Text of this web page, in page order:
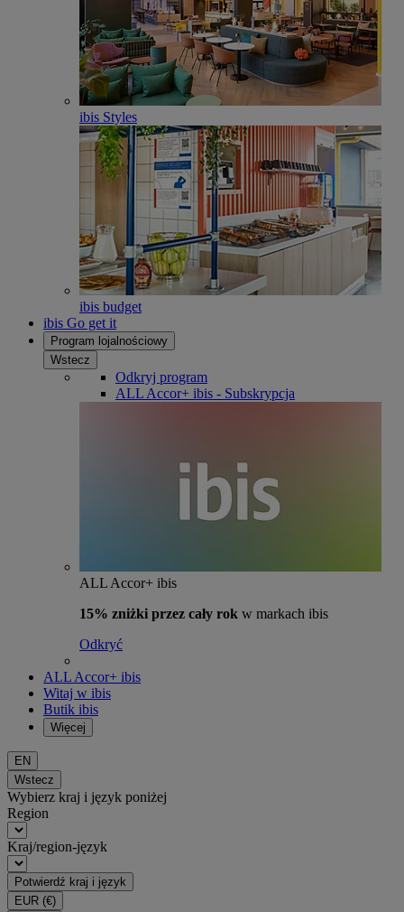
ibis Styles
ibis budget
ibis Go get it
Program lojalnościowy
Wstecz
Odkryj program
ALL Accor+ ibis - Subskrypcja
ALL Accor+ ibis
15% zniżki przez cały rok w markach ibis
Odkryć
ALL Accor+ ibis
Witaj w ibis
Butik ibis
Więcej
EN
Wstecz
Wybierz kraj i język poniżej
Region
Kraj/region-język
Potwierdź kraj i język
EUR (€)